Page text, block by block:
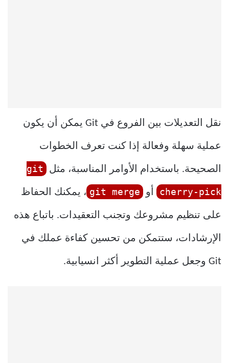
نقل التعديلات بين الفروع في Git يمكن أن يكون
عملية سهلة وفعالة إذا كنت تعرف الخطوات
الصحيحة. باستخدام الأوامر المناسبة، مثل git
cherry-pick أو git merge ، يمكنك الحفاظ
على تنظيم مشروعك وتجنب التعقيدات. باتباع هذه
الإرشادات، ستتمكن من تحسين كفاءة عملك في
Git وجعل عملية التطوير أكثر انسيابية.